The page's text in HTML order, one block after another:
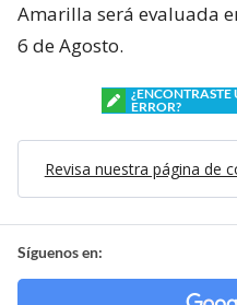
Amarilla será evaluada
6 de Agosto.
¿ENCONTRASTE
ERROR?
Revisa nuestra página de
Síguenos en: